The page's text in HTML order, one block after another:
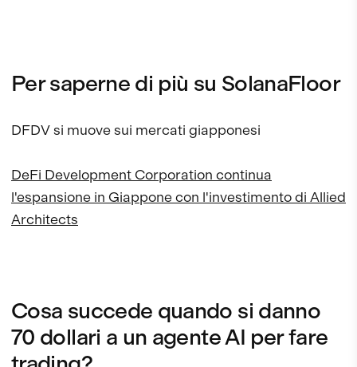
Per saperne di più su SolanaFloor
DFDV si muove sui mercati giapponesi
DeFi Development Corporation continua
l'espansione in Giappone con l'investimento di Allied
Architects
Cosa succede quando si danno
70 dollari a un agente AI per fare